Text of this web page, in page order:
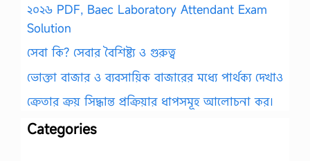
২০২৬ PDF, Baec Laboratory Attendant Exam
Solution
সেবা কি? সেবার বৈশিষ্ট্য ও গুরুত্ব
ভোক্তা বাজার ও ব্যবসায়িক বাজারের মধ্যে পার্থক্য দেখাও
ক্রেতার ক্রয় সিদ্ধান্ত প্রক্রিয়ার ধাপসমূহ আলোচনা কর।
Categories